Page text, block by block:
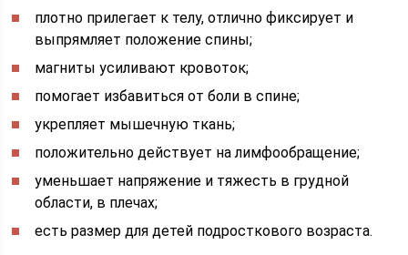
плотно прилегает к телу, отлично фиксирует и
выпрямляет положение спины;
магниты усиливают кровоток;
помогает избавиться от боли в спине;
укрепляет мышечную ткань;
положительно действует на лимфообращение;
уменьшает напряжение и тяжесть в грудной
области, в плечах;
есть размер для детей подросткового возраста.